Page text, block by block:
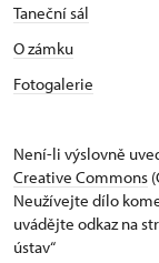
Taneční sál
O zámku
Fotogalerie
Není-li výslovně
Creative Commons
Neužívejte dílo
uvádějte odkaz na
ústav“